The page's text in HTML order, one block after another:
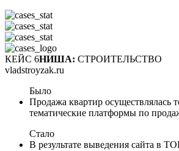
КЕЙС 6НИША: СТРОИТЕЛЬСТВО
vladstroyzak.ru
Было
Продажа квартир осуществлялась
тематические платформы по
Стало
В результате выведения сайта в